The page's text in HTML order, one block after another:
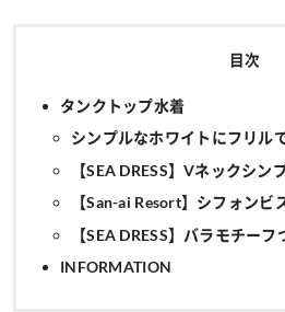
目次
タンクトップ水着
シンプルなホワイトにフリル
【SEA DRESS】Vネックシ
【San-ai Resort】シフォンビ
【SEA DRESS】バラモチー
INFORMATION